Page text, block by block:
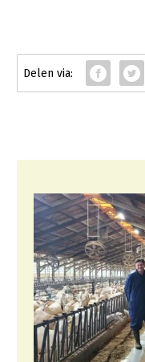
Varkenshouderij
Vleesveehouderij
Vollegrondsgroente
LTO Nederland
Contact